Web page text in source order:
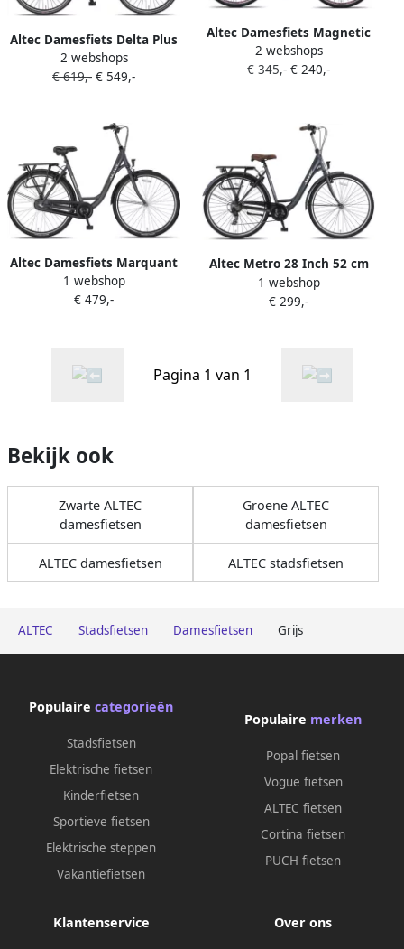
ALTEC Stadsfietsen Damesfietsen Grijs
Altec Damesfiets Delta Plus
28 Inch 56 cm Dames 3V
Rollerbrake Matgrijs
2 webshops
€ 619,- € 549,-
Altec Damesfiets Magnetic
28 Inch 52 cm Dames 21V V-
Brakes Antraciet
2 webshops
€ 345,- € 240,-
Altec Damesfiets Marquant
28 Inch 56 cm Dames 3V V-
Brakes Grijs
1 webshop
€ 479,-
Altec Metro 28 Inch 52 cm
Dames 7V V Brakes
Antraciet
1 webshop
€ 299,-
Pagina 1 van 1
Bekijk ook
Zwarte ALTEC
damesfietsen
Groene ALTEC
damesfietsen
ALTEC damesfietsen ALTEC stadsfietsen
Populaire categorieën
Stadsfietsen
Elektrische fietsen
Kinderfietsen
Sportieve fietsen
Elektrische steppen
Vakantiefietsen
Populaire merken
Popal fietsen
Vogue fietsen
ALTEC fietsen
Cortina fietsen
PUCH fietsen
Klantenservice Over ons